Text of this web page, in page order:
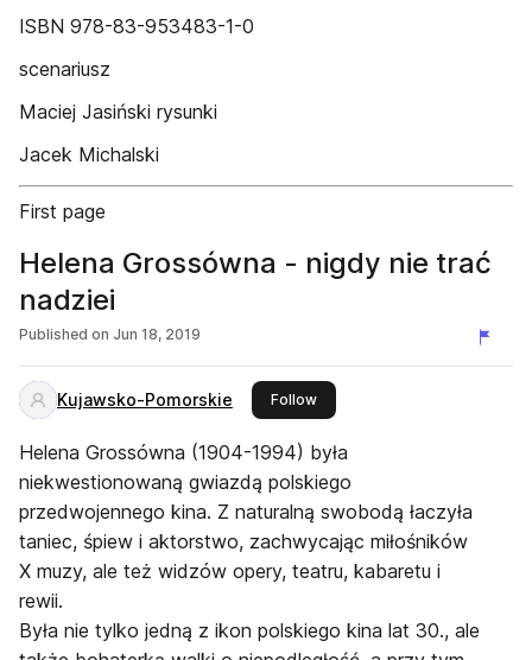
ISBN 978-83-953483-1-0
scenariusz
Maciej Jasiński rysunki
Jacek Michalski
First page
Helena Grossówna - nigdy nie trać
nadziei
Published on Jun 18, 2019
Kujawsko-Pomorskie Followthis publisher
Helena Grossówna (1904-1994) była
niekwestionowaną gwiazdą polskiego
przedwojennego kina. Z naturalną swobodą łaczyła
taniec, śpiew i aktorstwo, zachwycając miłośników
X muzy, ale też widzów opery, teatru, kabaretu i
rewii.
Była nie tylko jedną z ikon polskiego kina lat 30., ale